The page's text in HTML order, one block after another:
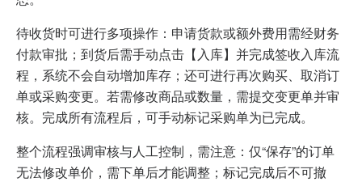
待收货时可进行多项操作：申请货款或额外费用需经财务
付款审批；到货后需手动点击【入库】并完成签收入库流
程，系统不会自动增加库存；还可进行再次购买、取消订
单或采购变更。若需修改商品或数量，需提交变更单并审
核。完成所有流程后，可手动标记采购单为已完成。
整个流程强调审核与人工控制，需注意：仅“保存”的订单
无法修改单价，需下单后才能调整；标记完成后不可撤